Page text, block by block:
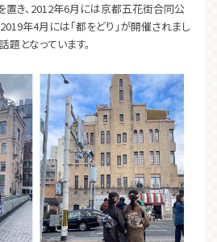
置き、2012年6月には京都五花街合同公
年4月には「都をどり」が開催されまし
となっています。